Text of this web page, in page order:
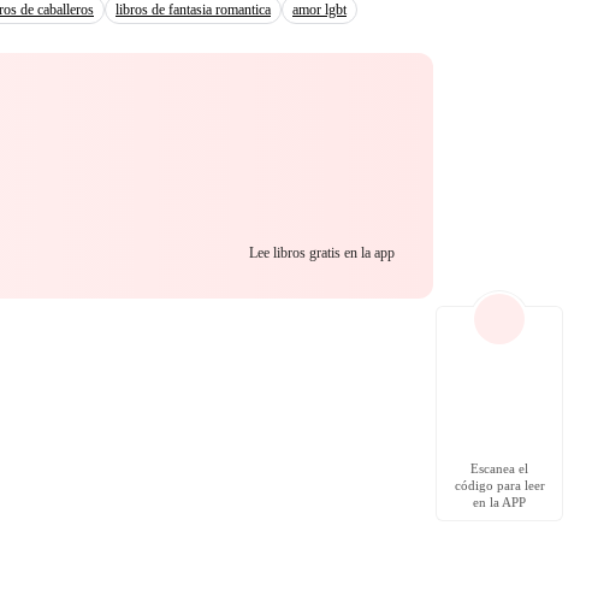
de caballeros libros de fantasia romantica amor lgbt
Lee libros gratis en la app
Escanea el
código para leer
en la APP